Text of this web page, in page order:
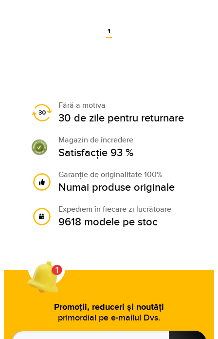
1
Fără a motiva
30 de zile pentru returnare
Magazin de încredere
Satisfacție 93 %
Garanție de originalitate 100%
Numai produse originale
Expediem în fiecare zi lucrătoare
9618 modele pe stoc
Promoții, reduceri și noutăți
primordial pe e-mailul Dvs.